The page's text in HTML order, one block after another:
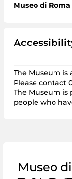
Museo di
The Museum is
Please contact
The Museum
people who
Museo